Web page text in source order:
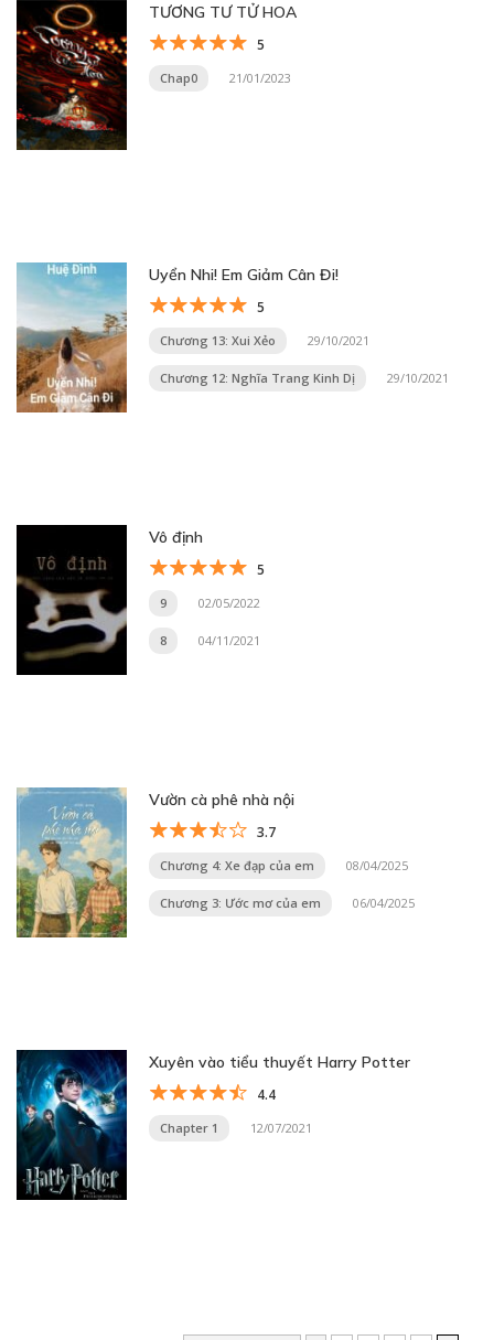
TƯƠNG TƯ TỬ HOA
5
Chap0 21/01/2023
Uyển Nhi! Em Giảm Cân Đi!
5
Chương 13: Xui Xẻo 29/10/2021
Chương 12: Nghĩa Trang Kinh Dị 29/10/2021
Vô định
5
9 02/05/2022
8 04/11/2021
Vườn cà phê nhà nội
3.7
Chương 4: Xe đạp của em 08/04/2025
Chương 3: Ước mơ của em 06/04/2025
Xuyên vào tiểu thuyết Harry Potter
4.4
Chapter 1 12/07/2021